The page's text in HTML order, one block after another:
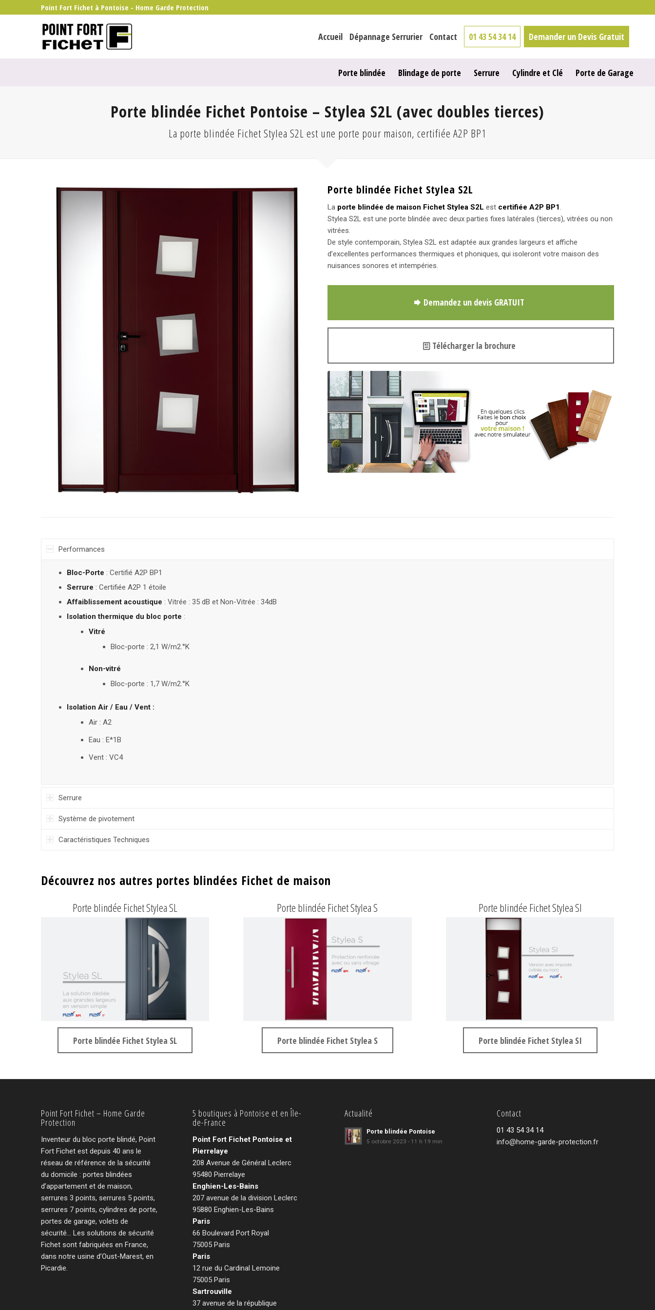
Point Fort Fichet à Pontoise - Home Garde Protection
Accueil Dépannage Serrurier Contact 01 43 54 34 14 Demander un Devis Gratuit
Porte blindée Blindage de porte Serrure Cylindre et Clé Porte de Garage
Porte blindée Fichet Pontoise – Stylea S2L (avec doubles tierces)
La porte blindée Fichet Stylea S2L est une porte pour maison, certifiée A2P BP1
Porte blindée Fichet Stylea S2L
La porte blindée de maison Fichet Stylea S2L est certifiée A2P BP1.
Stylea S2L est une porte blindée avec deux parties fixes latérales (tierces), vitrées ou non
vitrées.
De style contemporain, Stylea S2L est adaptée aux grandes largeurs et affiche
d’excellentes performances thermiques et phoniques, qui isoleront votre maison des
nuisances sonores et intempéries.
Demandez un devis GRATUIT
Télécharger la brochure
Performances
Bloc-Porte : Certifié A2P BP1
Serrure : Certifiée A2P 1 étoile
Affaiblissement acoustique : Vitrée : 35 dB et Non-Vitrée : 34dB
Isolation thermique du bloc porte :
Vitré
Bloc-porte : 2,1 W/m2.°K
Non-vitré
Bloc-porte : 1,7 W/m2.°K
Isolation Air / Eau / Vent :
Air : A2
Eau : E*1B
Vent : VC4
Serrure
Système de pivotement
Caractéristiques Techniques
Découvrez nos autres portes blindées Fichet de maison
Porte blindée Fichet Stylea SL
Porte blindée Fichet Stylea SL
Porte blindée Fichet Stylea S
Porte blindée Fichet Stylea S
Porte blindée Fichet Stylea SI
Porte blindée Fichet Stylea SI
Point Fort Fichet – Home Garde
Protection
Inventeur du bloc porte blindé, Point
Fort Fichet est depuis 40 ans le
réseau de référence de la sécurité
du domicile : portes blindées
d’appartement et de maison,
serrures 3 points, serrures 5 points,
serrures 7 points, cylindres de porte,
portes de garage, volets de
sécurité… Les solutions de sécurité
Fichet sont fabriquées en France,
dans notre usine d’Oust-Marest, en
Picardie.
5 boutiques à Pontoise et en Île-
de-France
Point Fort Fichet Pontoise et
Pierrelaye
208 Avenue de Général Leclerc
95480 Pierrelaye
Enghien-Les-Bains
207 avenue de la division Leclerc
95880 Enghien-Les-Bains
Paris
66 Boulevard Port Royal
75005 Paris
Paris
12 rue du Cardinal Lemoine
75005 Paris
Sartrouville
37 avenue de la république
Actualité
Porte blindée Pontoise
5 octobre 2023 - 11 h 19 min
Contact
01 43 54 34 14
info@home-garde-protection.fr